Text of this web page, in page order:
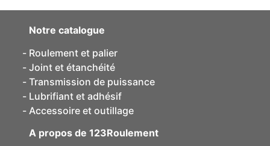
Notre catalogue
Roulement et palier
Joint et étanchéité
Transmission de puissance
Lubrifiant et adhésif
Accessoire et outillage
A propos de 123Roulement